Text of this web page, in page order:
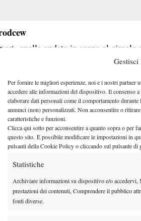
Per fornire le migliori esperienze, noi e i nostri partner
accedere alle informazioni del dispositivo. Il consenso
elaborare dati personali come il comportamento
annunci (non) personalizzati. Non acconsentire o
caratteristiche e funzioni.
Clicca qui sotto per acconsentire a quanto sopra o per
questo sito. È possibile modificare le impostazioni in
pulsanti della Cookie Policy o cliccando sul pulsante di
Statistiche
Archiviare informazioni su dispositivo e/o
prestazioni dei contenuti, Comprendere il pubblico
fonti diverse.
quella andata in scena al
Memorial Roberto Iannarelli
tanti i personaggi presenti nel club di
Leggeri, conduttore della
i giorni dalle 14 alle 18 su Radio
dal giudice arbitro
Alessio Maggiore. Importante il
nazionale ed internazionale nel
di prodotti dietetici,
Nonostante il sole cocente,
terza categoria, oltre ai match tra i